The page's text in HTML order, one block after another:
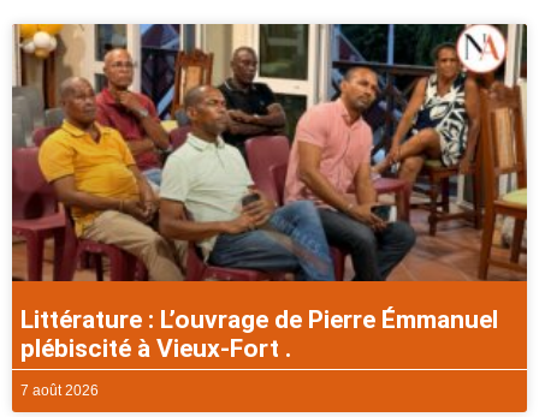
Littérature : L’ouvrage de Pierre Émmanuel
plébiscité à Vieux-Fort .
7 août 2026